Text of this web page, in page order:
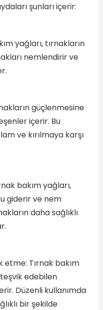
şunları içerir:
yağları, tırnakların
nemlendirir ve
güçlenmesine
içerir. Bu
ve kırılmaya karşı
bakım yağları,
giderir ve nem
daha sağlıklı
etme: Tırnak bakım
edebilen
Düzenli kullanımda
bir şekilde